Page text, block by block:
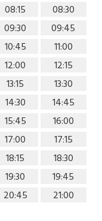
08:15
08:30
09:30
09:45
10:45
11:00
12:00
12:15
13:15
13:30
14:30
14:45
15:45
16:00
17:00
17:15
18:15
18:30
19:30
19:45
20:45 21:00